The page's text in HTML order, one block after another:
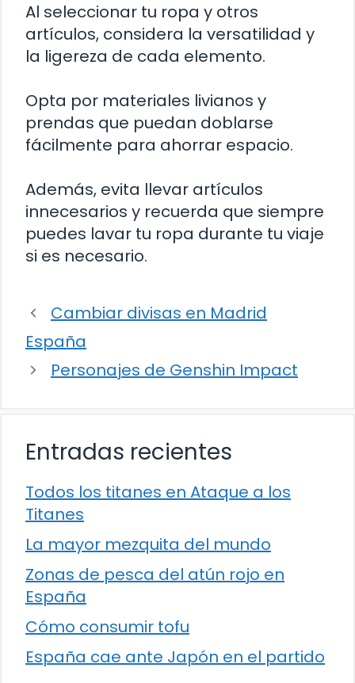
Al seleccionar tu ropa y otros
artículos, considera la versatilidad y
la ligereza de cada elemento.
Opta por materiales livianos y
prendas que puedan doblarse
fácilmente para ahorrar espacio.
Además, evita llevar artículos
innecesarios y recuerda que siempre
puedes lavar tu ropa durante tu viaje
si es necesario.
Cambiar divisas en Madrid
España
Personajes de Genshin Impact
Entradas recientes
Todos los titanes en Ataque a los
Titanes
La mayor mezquita del mundo
Zonas de pesca del atún rojo en
España
Cómo consumir tofu
España cae ante Japón en el partido